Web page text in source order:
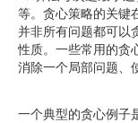
等。贪心策略的关键
并非所有问题都可以
性质。一些常用的贪
消除一个局部问题、
一个典型的贪心例子